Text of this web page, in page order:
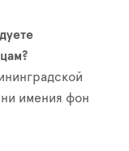
имения фон